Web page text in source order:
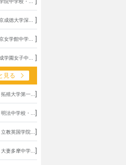
院中学校・...
成徳大学深... ]
女学館中学... ]
学園女子中... ]
見る
拓殖大学第一... ]
明法中学校・... ]
立教英国学院... ]
大妻多摩中学... ]